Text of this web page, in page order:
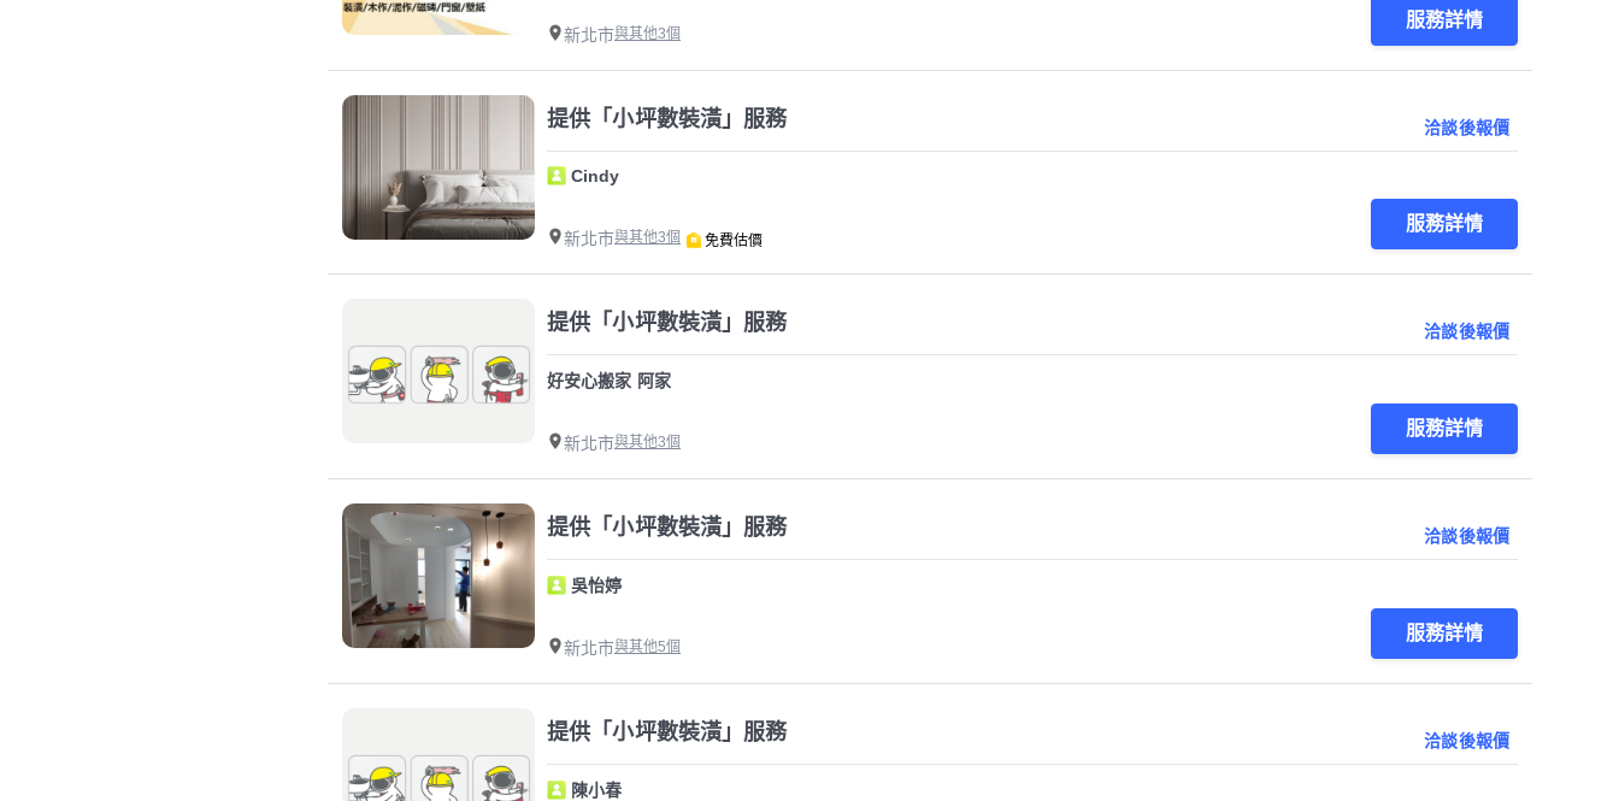
新北市與其他3個
服務詳情
提供「小坪數裝潢」服務 洽談後報價
Cindy
新北市與其他3個 免費估價
服務詳情
提供「小坪數裝潢」服務 洽談後報價
好安心搬家 阿家
新北市與其他3個
服務詳情
提供「小坪數裝潢」服務 洽談後報價
吳怡婷
新北市與其他5個
服務詳情
提供「小坪數裝潢」服務 洽談後報價
陳小春